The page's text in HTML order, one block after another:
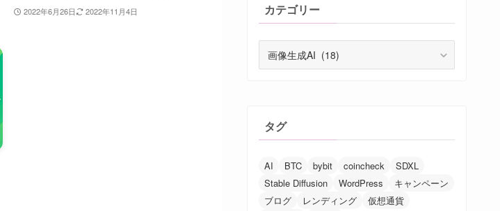
2022年6月26日 2022年11月4日 カテゴリー
タグ
AI BTC bybit coincheck
SDXL
Stable Diffusion
WordPress
キャンペーン
ブログ
レンディング
仮想通貨